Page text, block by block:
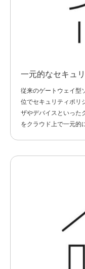
一元的なセキュ
従来のゲートウェイ型
位でセキュリティポリ
ザやデバイスといった
をクラウド上で一元的